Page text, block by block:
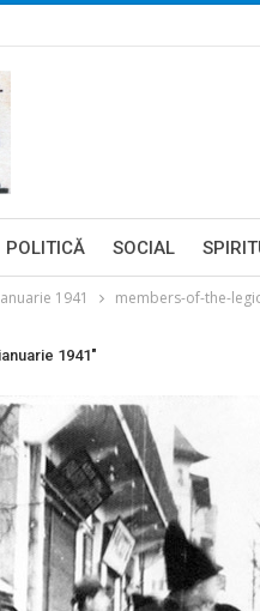
POLITICĂ SOCIAL
1941 members-of-the-
1941"